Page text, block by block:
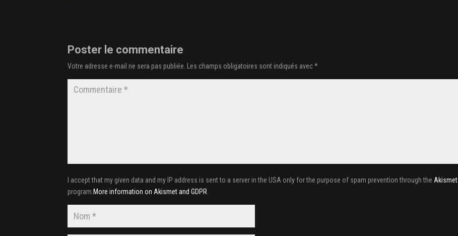
Poster le commentaire
Votre adresse e-mail ne sera pas publiée. Les champs obligatoires sont indiqués avec*
I accept that my given data and my IP address is sent to a server in the USA only for the purpose of spam prevention through theAkismet
program.More information on Akismet and GDPR.